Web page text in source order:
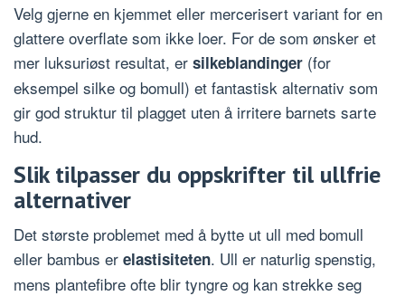
Velg gjerne en kjemmet eller mercerisert variant for en
glattere overflate som ikke loer. For de som ønsker et
mer luksuriøst resultat, er silkeblandinger (for
eksempel silke og bomull) et fantastisk alternativ som
gir god struktur til plagget uten å irritere barnets sarte
hud.
Slik tilpasser du oppskrifter til ullfrie
alternativer
Det største problemet med å bytte ut ull med bomull
eller bambus er elastisiteten. Ull er naturlig spenstig,
mens plantefibre ofte blir tyngre og kan strekke seg